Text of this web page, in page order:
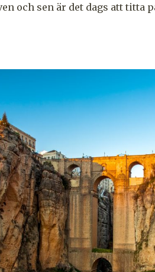
och sen är det dags att titta